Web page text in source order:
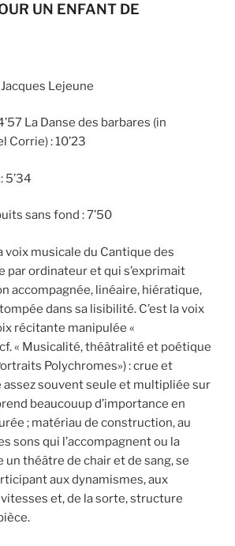
UN ENFANT DE
Lejeune
La Danse des barbares (in
Corrie) : 10’23
5’34
sans fond : 7’50
voix musicale du Cantique des
par ordinateur et qui s’exprimait
accompagnée, linéaire, hiératique,
dans sa lisibilité. C’est la voix
récitante manipulée «
« Musicalité, théâtralité et poétique
Polychromes») : crue et
assez souvent seule et multipliée sur
beaucouup d’importance en
; matériau de construction, au
sons qui l’accompagnent ou la
un théâtre de chair et de sang, se
aux dynamismes, aux
et, de la sorte, structure